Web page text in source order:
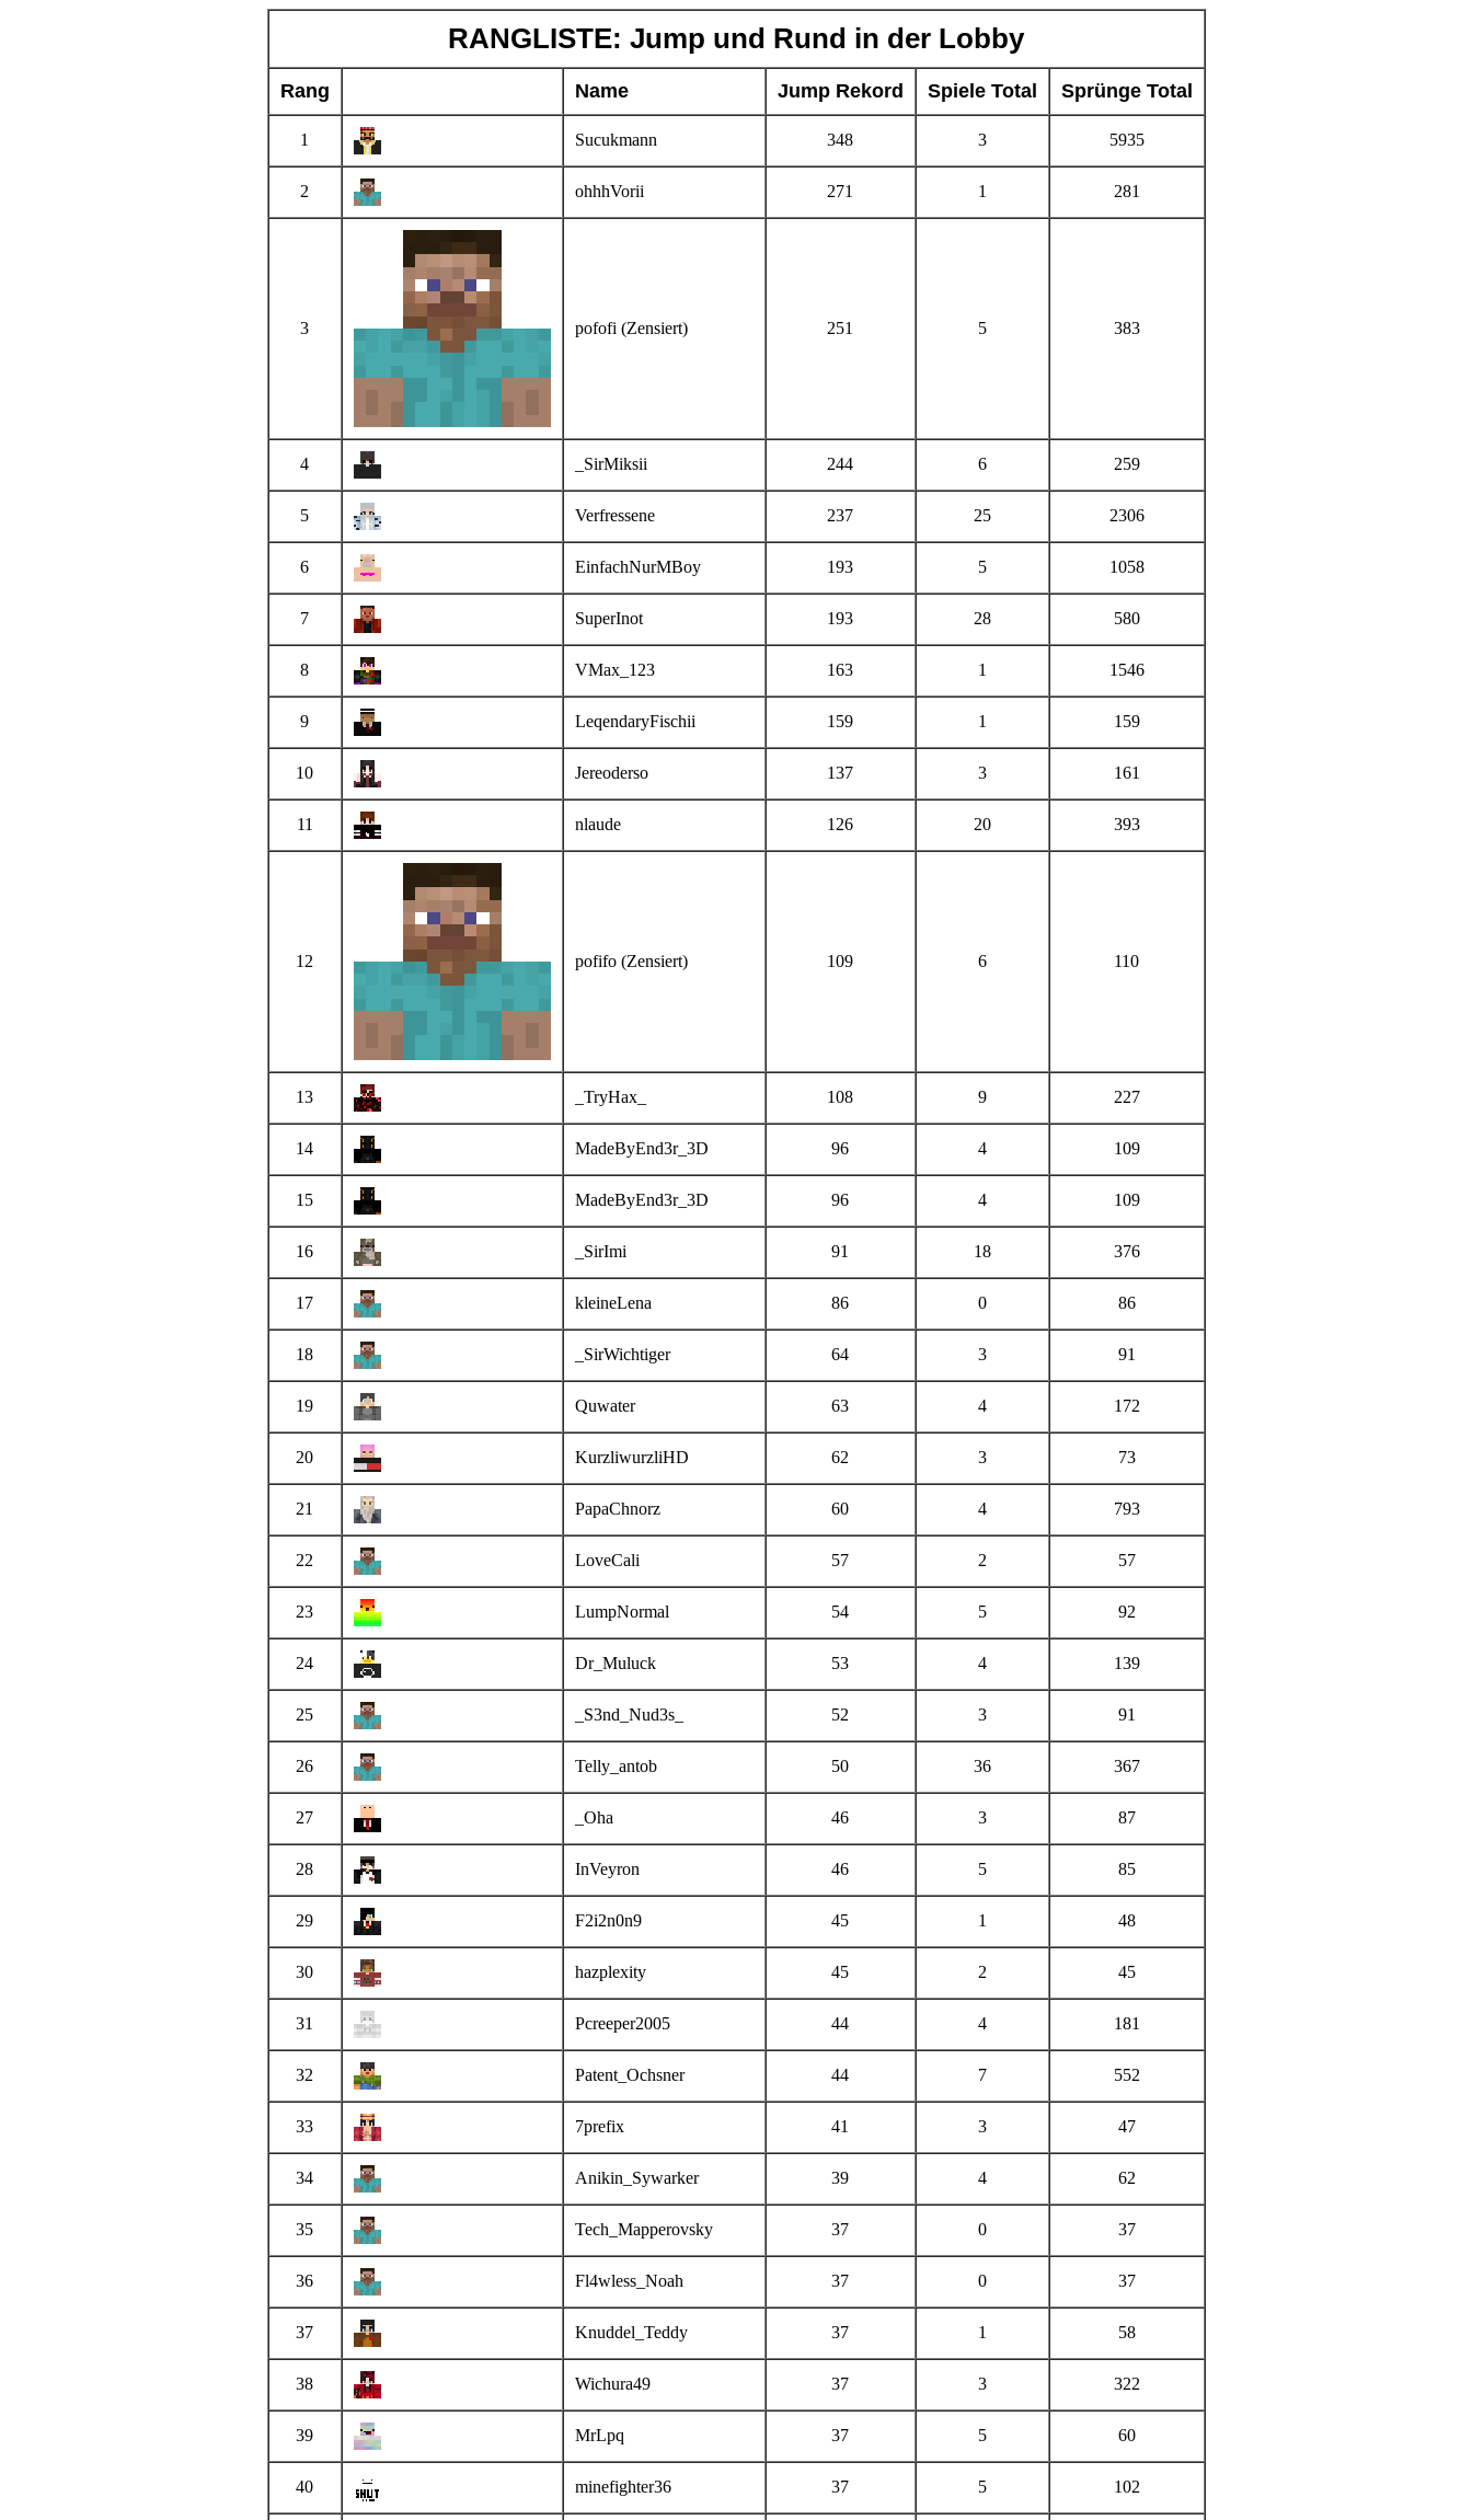
RANGLISTE: Jump und Rund in der Lobby
Rang Name Jump Rekord Spiele Total Sprünge Total
1 Sucukmann 348 3 5935
2 ohhhVorii 271 1 281
3 pofofi (Zensiert) 251 5 383
4 _SirMiksii 244 6 259
5 Verfressene 237 25 2306
6 EinfachNurMBoy 193 5 1058
7 SuperInot 193 28 580
8 VMax_123 163 1 1546
9 LeqendaryFischii 159 1 159
10 Jereoderso 137 3 161
11 nlaude 126 20 393
12 pofifo (Zensiert) 109 6 110
13 _TryHax_ 108 9 227
14 MadeByEnd3r_3D 96 4 109
15 MadeByEnd3r_3D 96 4 109
16 _SirImi 91 18 376
17 kleineLena 86 0 86
18 _SirWichtiger 64 3 91
19 Quwater 63 4 172
20 KurzliwurzliHD 62 3 73
21 PapaChnorz 60 4 793
22 LoveCali 57 2 57
23 LumpNormal 54 5 92
24 Dr_Muluck 53 4 139
25 _S3nd_Nud3s_ 52 3 91
26 Telly_antob 50 36 367
27 _Oha 46 3 87
28 InVeyron 46 5 85
29 F2i2n0n9 45 1 48
30 hazplexity 45 2 45
31 Pcreeper2005 44 4 181
32 Patent_Ochsner 44 7 552
33 7prefix 41 3 47
34 Anikin_Sywarker 39 4 62
35 Tech_Mapperovsky 37 0 37
36 Fl4wless_Noah 37 0 37
37 Knuddel_Teddy 37 1 58
38 Wichura49 37 3 322
39 MrLpq 37 5 60
40 minefighter36 37 5 102